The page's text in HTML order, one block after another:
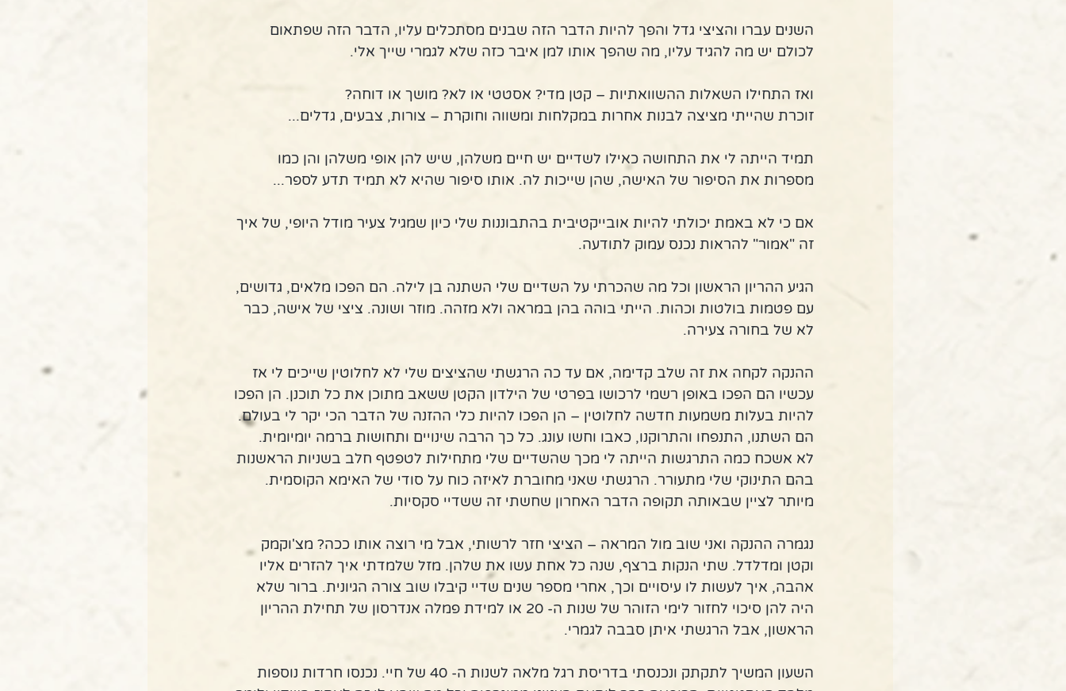
השנים עברו והציצי גדל והפך להיות הדבר הזה שבנים מסתכלים עליו, הדבר הזה שפתאום
לכולם יש מה להגיד עליו, מה שהפך אותו למן איבר כזה שלא לגמרי שייך אלי.
ואז התחילו השאלות ההשוואתיות – קטן מדי? אסטטי או לא? מושך או דוחה?
זוכרת שהייתי מציצה לבנות אחרות במקלחות ומשווה וחוקרת – צורות, צבעים, גדלים...
תמיד הייתה לי את התחושה כאילו לשדיים יש חיים משלהן, שיש להן אופי משלהן והן כמו
מספרות את הסיפור של האישה, שהן שייכות לה. אותו סיפור שהיא לא תמיד תדע לספר...
אם כי לא באמת יכולתי להיות אובייקטיבית בהתבוננות שלי כיון שמגיל צעיר מודל היופי, של איך
זה "אמור" להראות נכנס עמוק לתודעה.
הגיע ההריון הראשון וכל מה שהכרתי על השדיים שלי השתנה בן לילה. הם הפכו מלאים, גדושים,
עם פטמות בולטות וכהות. הייתי בוהה בהן במראה ולא מזהה. מוזר ושונה. ציצי של אישה, כבר
לא של בחורה צעירה.
ההנקה לקחה את זה שלב קדימה, אם עד כה הרגשתי שהציצים שלי לא לחלוטין שייכים לי אז
עכשיו הם הפכו באופן רשמי לרכושו בפרטי של הילדון הקטן ששאב מתוכן את כל תוכנן. הן הפכו
להיות בעלות משמעות חדשה לחלוטין – הן הפכו להיות כלי ההזנה של הדבר הכי יקר לי בעולם.
הם השתנו, התנפחו והתרוקנו, כאבו וחשו עונג. כל כך הרבה שינויים ותחושות ברמה יומיומית.
לא אשכח כמה התרגשות הייתה לי מכך שהשדיים שלי מתחילות לטפטף חלב בשניות הראשנות
בהם התינוקי שלי מתעורר. הרגשתי שאני מחוברת לאיזה כוח על סודי של האימא הקוסמית.
מיותר לציין שבאותה תקופה הדבר האחרון שחשתי זה ששדיי סקסיות.
נגמרה ההנקה ואני שוב מול המראה – הציצי חזר לרשותי, אבל מי רוצה אותו ככה? מצ'וקמק
וקטן ומדלדל. שתי הנקות ברצף, שנה כל אחת עשו את שלהן. מזל שלמדתי איך להזרים אליו
אהבה, איך לעשות לו עיסויים וכך, אחרי מספר שנים שדיי קיבלו שוב צורה הגיונית. ברור שלא
היה להן סיכוי לחזור לימי הזוהר של שנות ה- 20 או למידת פמלה אנדרסון של תחילת ההריון
הראשון, אבל הרגשתי איתן סבבה לגמרי.
השעון המשיך לתקתק ונכנסתי בדריסת רגל מלאה לשנות ה- 40 של חיי. נכנסו חרדות נוספות